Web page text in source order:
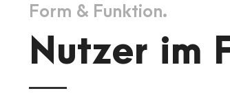
Form & Funktion.
Nutzer im